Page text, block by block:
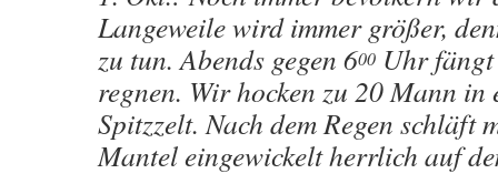
Langeweile wird immer größer,
zu tun. Abends gegen 600 Uhr fängt
regnen. Wir hocken zu 20 Mann in
Spitzzelt. Nach dem Regen schläft
Mantel eingewickelt herrlich auf